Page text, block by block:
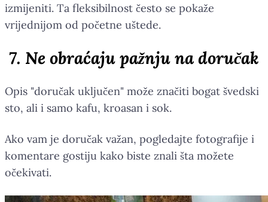
izmijeniti. Ta fleksibilnost često se pokaže
vrijednijom od početne uštede.
7. Ne obraćaju pažnju na doručak
Opis "doručak uključen" može značiti bogat švedski
sto, ali i samo kafu, kroasan i sok.
Ako vam je doručak važan, pogledajte fotografije i
komentare gostiju kako biste znali šta možete
očekivati.